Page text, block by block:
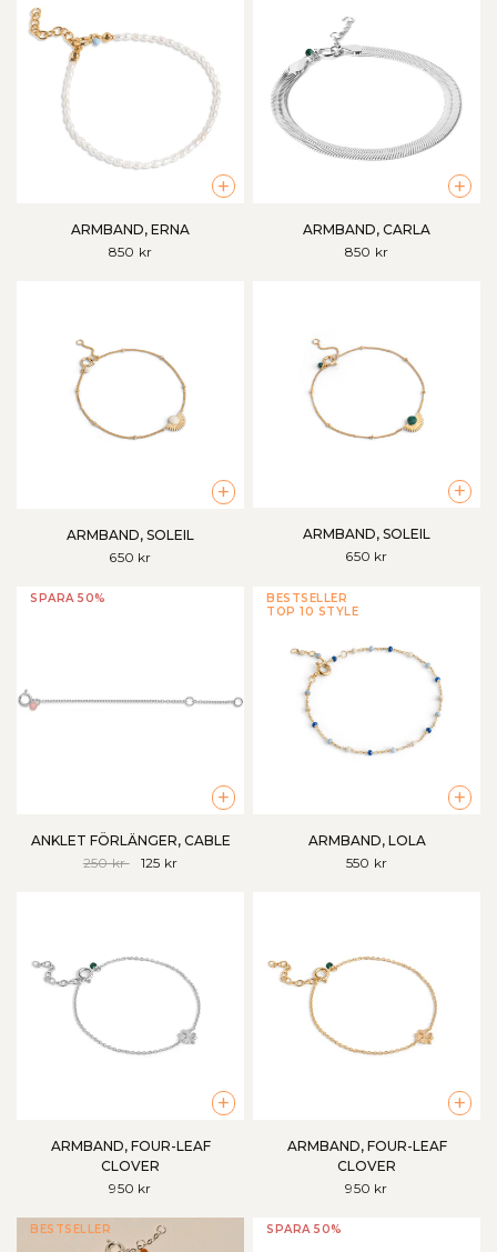
+
ARMBAND, ERNA
850 kr
+
ARMBAND, CARLA
850 kr
+
ARMBAND, SOLEIL
650 kr
+
ARMBAND, SOLEIL
650 kr
SPARA 50%
+
ANKLET FÖRLÄNGER, CABLE
250 kr
125 kr
BESTSELLER
TOP 10 STYLE
+
ARMBAND, LOLA
550 kr
+
ARMBAND, FOUR-LEAF
CLOVER
950 kr
+
ARMBAND, FOUR-LEAF
CLOVER
950 kr
BESTSELLER SPARA 50%